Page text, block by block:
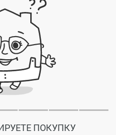
ПОКУПКУ